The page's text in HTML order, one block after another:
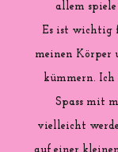
allem
Es ist wichtig
meinen Körper
kümmern. Ich
Spass mit
vielleicht